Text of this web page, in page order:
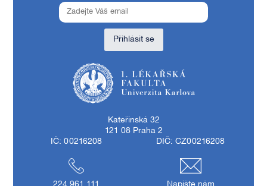
Přihlásit se
Kateřinská 32
121 08 Praha 2
IČ: 00216208
DIČ: CZ00216208